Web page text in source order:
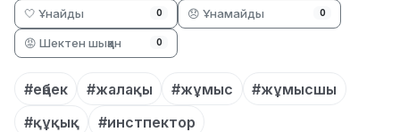
🤍 Ұнайды 0 😞 Ұнамайды 0
😡 Шектен шыққан 0
#еңбек #жалақы #жұмыс
#жұмысшы
#құқық
#инстпектор